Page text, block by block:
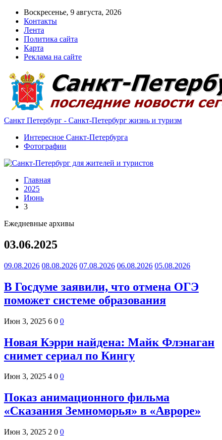
Воскресенье, 9 августа, 2026
Контакты
Лента
Политика сайта
Карта
Реклама на сайте
Санкт Петербург - Санкт-Петербург жизнь и туризм
Интересное Санкт-Петербурга
Фотографии
Главная
2025
Июнь
3
Ежедневные архивы
03.06.2025
09.08.2026 08.08.2026 07.08.2026 06.08.2026 05.08.2026
В Госдуме заявили, что отмена ОГЭ
поможет системе образования
Июн 3, 2025 6 0 0
Новая Кэрри найдена: Майк Флэнаган
снимет сериал по Кингу
Июн 3, 2025 4 0 0
Показ анимационного фильма
«Сказания Земноморья» в «Авроре»
Июн 3, 2025 2 0 0